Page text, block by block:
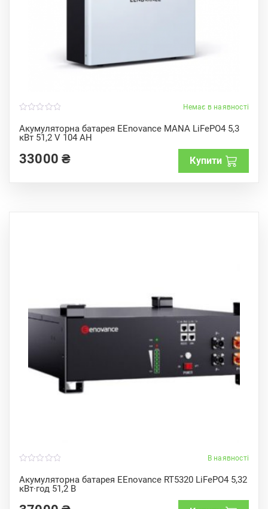
Немає в наявності
Акумуляторна батарея EEnovance MANA LiFePO4 5,3
кВт 51,2 V 104 AH
o
u
t
f
5
33000₴ Купити
В наявності
Акумуляторна батарея EEnovance RT5320 LiFePO4 5,32
кВт·год 51,2 В
o
u
t
f